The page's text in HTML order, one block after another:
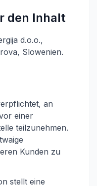
den Inhalt
d.o.o.,
Slowenien.
an
einer
teilzunehmen.
Kunden zu
stellt eine